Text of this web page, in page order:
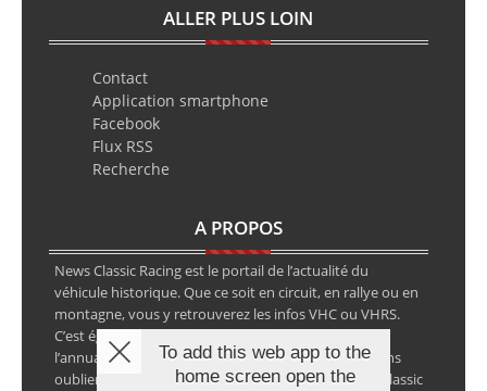
ALLER PLUS LOIN
Contact
Application smartphone
Facebook
Flux RSS
Recherche
A PROPOS
News Classic Racing est le portail de l’actualité du
véhicule historique. Que ce soit en circuit, en rallye ou en
montagne, vous y retrouverez les infos VHC ou VHRS.
C’est également le calendrier des épreuves ainsi que
l’annuaire des spécialistes de la voiture ancienne, sans
oublier les petites annonces avec notre partenaire Classic
To add this web app to the
home screen open the